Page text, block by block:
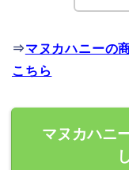
⇒マヌカハニーの
こちら
マヌカハニ